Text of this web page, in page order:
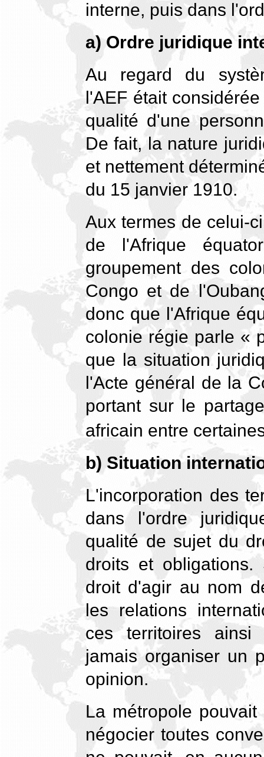
interne, puis dans
a) Ordre juridique
Au regard du
l'AEF était
qualité d'une
De fait, la nature
et nettement
du 15 janvier 1910.
Aux termes de celui-
de l'Afrique
groupement des
Congo et de
donc que l'Afrique
colonie régie parle «
que la situation
l'Acte général de la
portant sur le
africain entre
b) Situation
L'incorporation des
dans l'ordre
qualité de sujet du
droits et
droit d'agir au nom
les relations
ces territoires
jamais organiser un
opinion.
La métropole
négocier toutes